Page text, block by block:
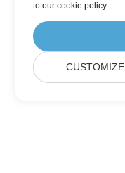
toour cookie policy.
CUSTOMIZE